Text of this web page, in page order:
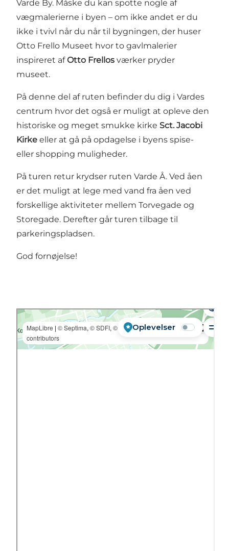
Varde By. Måske du kan spotte nogle af
vægmalerierne i byen – om ikke andet er du
ikke i tvivl når du når til bygningen, der huser
Otto Frello Museet hvor to gavlmalerier
inspireret afOtto Frellos værker pryder
museet.
På denne del af ruten befinder du dig i Vardes
centrum hvor det også er muligt at opleve den
historiske og meget smukke kirke Sct. Jacobi
Kirke eller at gå på opdagelse i byens spise-
eller shopping muligheder.
På turen retur krydser ruten Varde Å. Ved åen
er det muligt at lege med vand fra åen ved
forskellige aktiviteter mellem Torvegade og
Storegade. Derefter går turen tilbage til
parkeringspladsen.
God fornøjelse!